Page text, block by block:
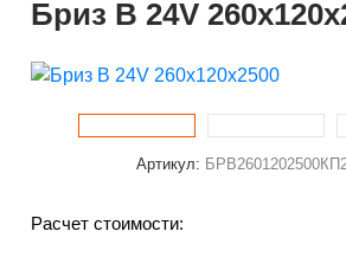
Бриз В 24V
Артикул:
Расчет стоимости: